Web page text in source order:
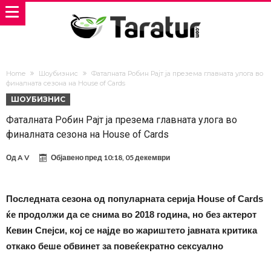
Home Шоубизнис
Фаталната Робин Рајт ја презема главната улога во
финалната сезона на House of Cards
ШОУБИЗНИС
Фаталната Робин Рајт ја презема главната улога во
финалната сезона на House of Cards
ОдA V Објавено пред 10:18, 05 декември
Последната сезона од популарната серија House of Cards
ќе продолжи да се снима во 2018 година, но без актерот
Кевин Спејси, кој се најде во жариштето јавната критика
откако беше обвинет за повеќекратно сексуално